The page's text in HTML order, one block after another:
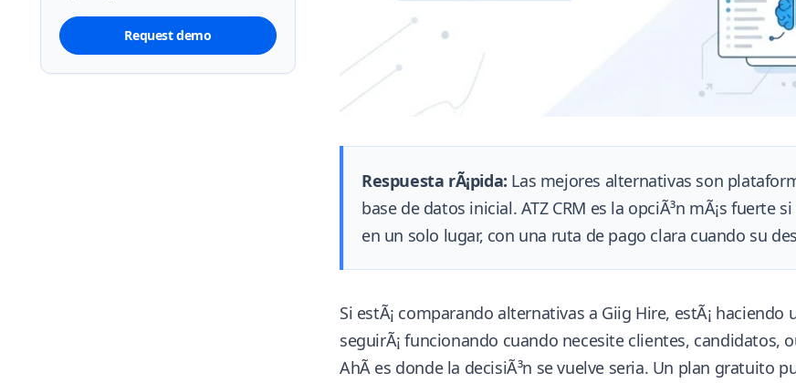
Request demo
Respuesta rÃ¡pida: Las mejores alternativas son
base de datos inicial. ATZ CRM es la opciÃ³n mÃ¡s fuerte
en un solo lugar, con una ruta de pago clara cuando su
Si estÃ¡ comparando alternativas a Giig Hire, estÃ¡
seguirÃ¡ funcionando cuando necesite clientes, candidatos,
AhÃ­ es donde la decisiÃ³n se vuelve seria. Un plan gratuito